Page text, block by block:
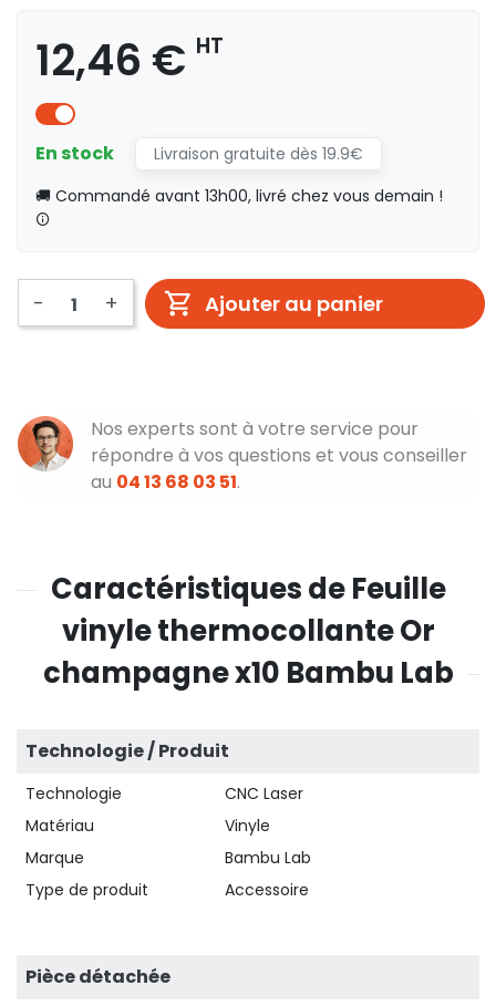
12,46 € HT
En stock
Livraison gratuite dès 19.9€
🚚 Commandé avant 13h00, livré chez vous demain !
- + Ajouter au panier
Nos experts sont à votre service pour
répondre à vos questions et vous conseiller
au 04 13 68 03 51.
Caractéristiques de Feuille
vinyle thermocollante Or
champagne x10 Bambu Lab
Technologie / Produit
Technologie
CNC Laser
Matériau
Vinyle
Marque
Bambu Lab
Type de produit
Accessoire
Pièce détachée